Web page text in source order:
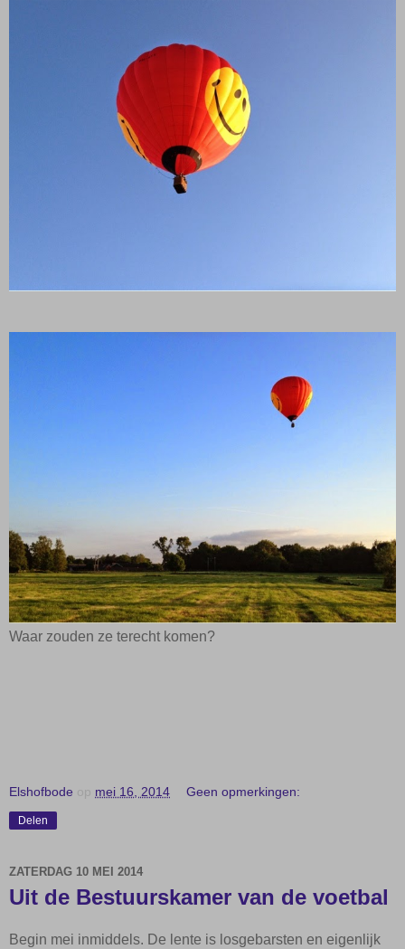
Waar zouden ze terecht komen?
Elshofbode op mei 16, 2014 Geen opmerkingen:
Delen
ZATERDAG 10 MEI 2014
Uit de Bestuurskamer van de voetbal
Begin mei inmiddels. De lente is losgebarsten en eigenlijk